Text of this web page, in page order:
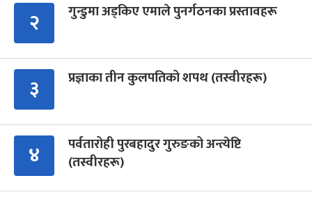
२ गुन्डुमा अड्किए एमाले पुनर्गठनका प्रस्तावहरू
३ प्रज्ञाका तीन कुलपतिको शपथ (तस्वीरहरू)
४
पर्वतारोही पुरबहादुर गुरुङको अन्त्येष्टि
(तस्वीरहरू)